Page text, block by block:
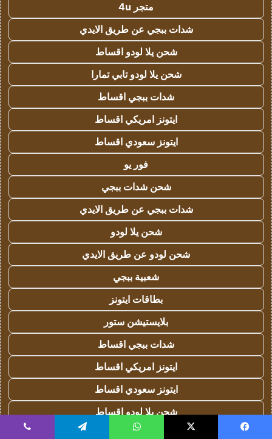
متجر 4u
شدات ببجي عن طريق الايدي
شحن يلا لودو اقساط
شحن يلا لودو تابي تمارا
شدات ببجي اقساط
ايتونز امريكي اقساط
ايتونز سعودي اقساط
فور يو
شحن شدات ببجي
شدات ببجي عن طريق الايدي
شحن يلا لودو
شحن لودو عن طريق الايدي
شعبية ببجي
بطاقات ايتونز
بلايستيشن ستور
شدات ببجي اقساط
ايتونز امريكي اقساط
ايتونز سعودي اقساط
شحن يلا لودو اقساط
حناء شعر